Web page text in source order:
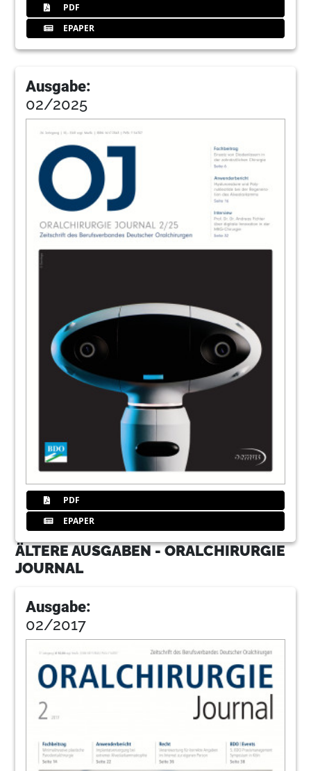
PDF
EPAPER
Ausgabe:
02/2025
PDF
EPAPER
ÄLTERE AUSGABEN - ORALCHIRURGIE
JOURNAL
Ausgabe:
02/2017